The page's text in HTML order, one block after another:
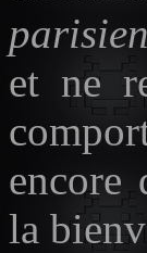
et ne
encore
la